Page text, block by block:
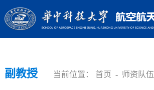
副教授 当前位置： 首页 - 师资队伍